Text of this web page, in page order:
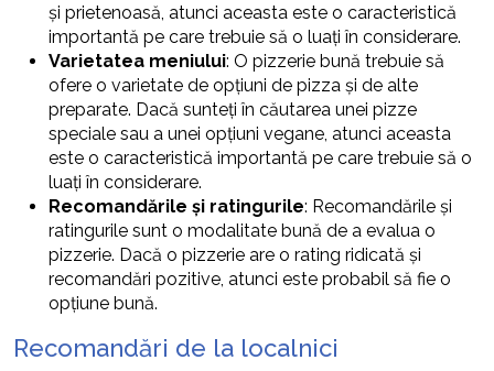
și prietenoasă, atunci aceasta este o caracteristică
importantă pe care trebuie să o luați în considerare.
Varietatea meniului: O pizzerie bună trebuie să
ofere o varietate de opțiuni de pizza și de alte
preparate. Dacă sunteți în căutarea unei pizze
speciale sau a unei opțiuni vegane, atunci aceasta
este o caracteristică importantă pe care trebuie să o
luați în considerare.
Recomandările și ratingurile: Recomandările și
ratingurile sunt o modalitate bună de a evalua o
pizzerie. Dacă o pizzerie are o rating ridicată și
recomandări pozitive, atunci este probabil să fie o
opțiune bună.
Recomandări de la localnici